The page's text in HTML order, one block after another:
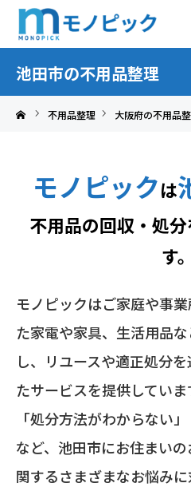
池田市の不用品整理
不用品整理 大阪府の不用品
モノピックは
不用品の回収・処
す。
モノピックはご家庭や事
た家電や家具、生活用品
し、リユースや適正処分
たサービスを提供していま
「処分方法がわからない
など、池田市にお住まい
関するさまざまなお悩み